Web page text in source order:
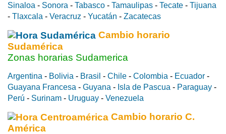
Sinaloa - Sonora - Tabasco - Tamaulipas - Tecate - Tijuana
- Tlaxcala - Veracruz - Yucatán - Zacatecas
Cambio horario
Sudamérica
Zonas horarias Sudamerica
Argentina - Bolivia - Brasil - Chile - Colombia - Ecuador -
Guayana Francesa - Guyana - Isla de Pascua - Paraguay -
Perú - Surinam - Uruguay - Venezuela
Cambio horario C.
América